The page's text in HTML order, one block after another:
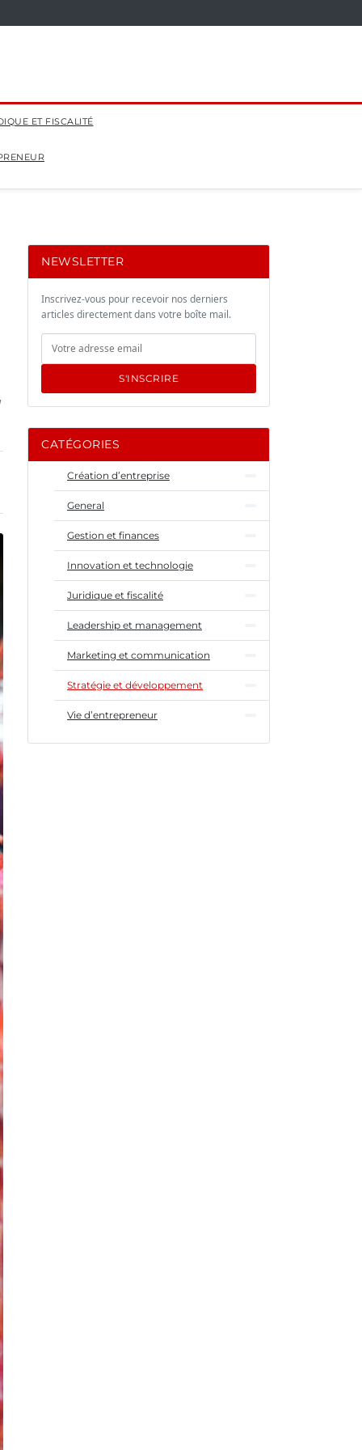
ET FISCALITÉ
NEWSLETTER
Inscrivez-vous pour recevoir nos derniers
articles directement dans votre boîte mail.
S'INSCRIRE
CATÉGORIES
Création d’entreprise
General
Gestion et finances
Innovation et technologie
Juridique et fiscalité
Leadership et management
Marketing et communication
Stratégie et développement
Vie d’entrepreneur